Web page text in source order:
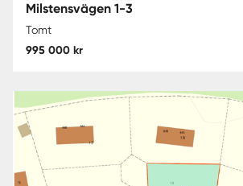
Milstensvägen 1-3
Tomt
995 000 kr